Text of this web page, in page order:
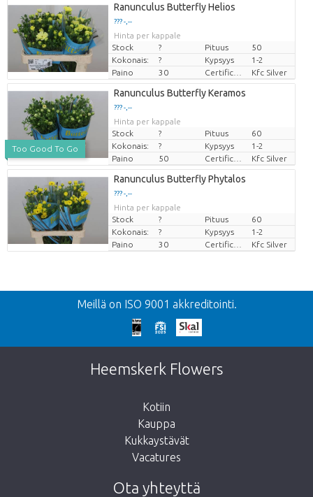
Ranunculus Butterfly Helios
??? -,--
Hinta per kappale
Stock
? Pituus
50
Kokonais:
? Kypsyys
1-2
Paino
30 Kfc Silver
Too Good To Go
Ranunculus Butterfly Keramos
??? -,--
Hinta per kappale
Stock
? Pituus
60
Kokonais:
? Kypsyys
1-2
Paino
50 Kfc Silver
Ranunculus Butterfly Phytalos
??? -,--
Hinta per kappale
Stock
? Pituus
60
Kokonais:
? Kypsyys
1-2
Paino
30 Kfc Silver
Takaisin
Liian myöhäistä!
Valitettavasti tämä tuote on loppuunmyyty.
Vie minut takaisin kauppaan
Meillä on ISO 9001 akkreditointi.
Heemskerk Flowers
Kotiin
Kauppa
Kukkaystävät
Vacatures
Ota yhteyttä